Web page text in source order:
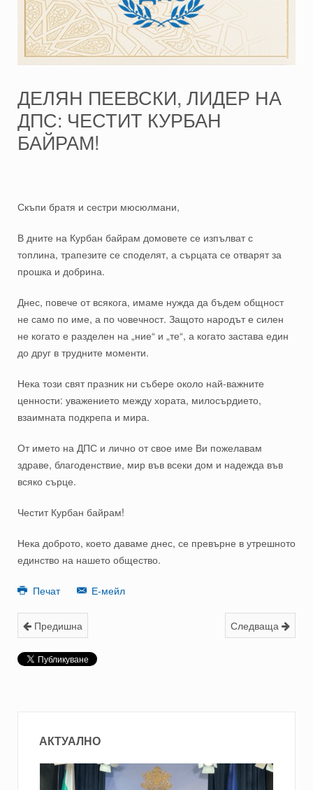
ДЕЛЯН ПЕЕВСКИ, ЛИДЕР НА
ДПС: ЧЕСТИТ КУРБАН
БАЙРАМ!
Скъпи братя и сестри мюсюлмани,
В дните на Курбан байрам домовете се изпълват с
топлина, трапезите се споделят, а сърцата се отварят за
прошка и добрина.
Днес, повече от всякога, имаме нужда да бъдем общност
не само по име, а по човечност. Защото народът е силен
не когато е разделен на „ние“ и „те“, а когато застава един
до друг в трудните моменти.
Нека този свят празник ни събере около най-важните
ценности: уважението между хората, милосърдието,
взаимната подкрепа и мира.
От името на ДПС и лично от свое име Ви пожелавам
здраве, благоденствие, мир във всеки дом и надежда във
всяко сърце.
Честит Курбан байрам!
Нека доброто, което даваме днес, се превърне в утрешното
единство на нашето общество.
Печат Е-мейл
Предишна Следваща
АКТУАЛНО